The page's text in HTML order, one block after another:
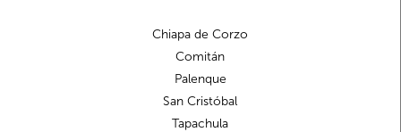
Chiapa de Corzo
Comitán
Palenque
San Cristóbal
Tapachula